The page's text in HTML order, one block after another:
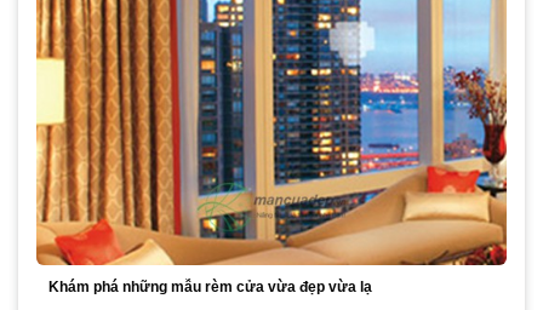
Khám phá những mẫu rèm cửa vừa đẹp vừa lạ